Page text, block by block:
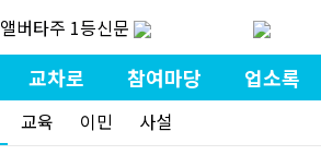
앨버타주 1등신문
교차로 참여마당 업소록
교육 이민 사설